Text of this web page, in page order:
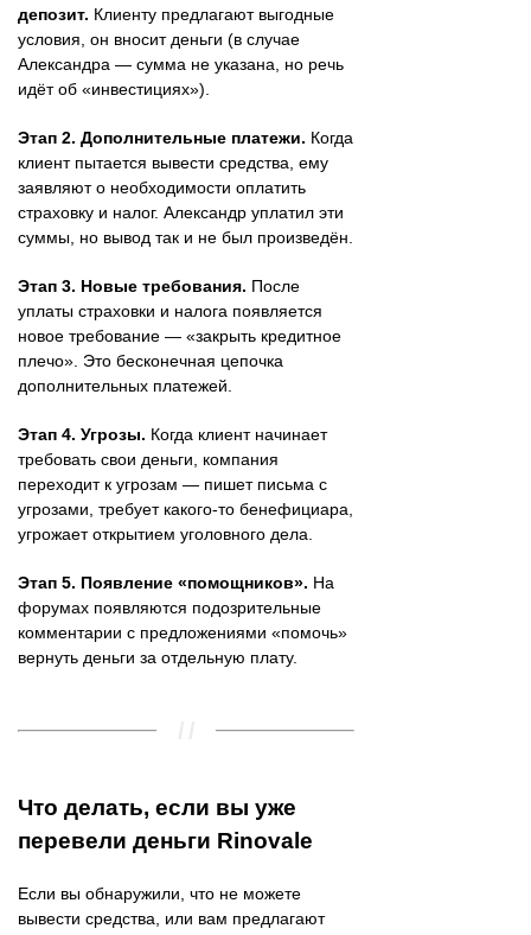
депозит. Клиенту предлагают выгодные
условия, он вносит деньги (в случае
Александра — сумма не указана, но речь
идёт об «инвестициях»).
Этап 2. Дополнительные платежи. Когда
клиент пытается вывести средства, ему
заявляют о необходимости оплатить
страховку и налог. Александр уплатил эти
суммы, но вывод так и не был произведён.
Этап 3. Новые требования. После
уплаты страховки и налога появляется
новое требование — «закрыть кредитное
плечо». Это бесконечная цепочка
дополнительных платежей.
Этап 4. Угрозы. Когда клиент начинает
требовать свои деньги, компания
переходит к угрозам — пишет письма с
угрозами, требует какого-то бенефициара,
угрожает открытием уголовного дела.
Этап 5. Появление «помощников». На
форумах появляются подозрительные
комментарии с предложениями «помочь»
вернуть деньги за отдельную плату.
Что делать, если вы уже
перевели деньги Rinovale
Если вы обнаружили, что не можете
вывести средства, или вам предлагают